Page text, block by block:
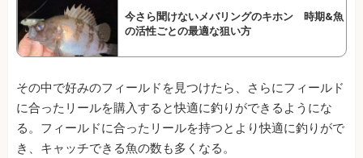
今さら聞けないメバリングのキホン 時期&魚
の活性ごとの最適な狙い方
その中で好みのフィールドを見つけたら、さらにフィールド
に合ったリールを購入すると快適に釣りができるようにな
る。フィールドに合ったリールを持つとより快適に釣りがで
き、キャッチできる魚の数も多くなる。